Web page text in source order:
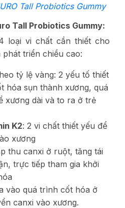
Tall Probiotics Gummy
Tall Probiotics Gummy:
loại vi chất cần thiết cho
triển chiều cao:
tỷ lệ vàng: 2 yếu tố thiết
hóa sụn thành xương, quá
xương dài và to ra ở trẻ
K2: 2 vi chất thiết yếu để
xương
thu canxi ở ruột, tăng tái
trực tiếp tham gia khởi
vào quá trình cốt hóa ở
canxi vào xương.